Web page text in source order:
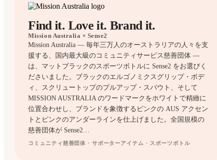
Find it. Love it. Brand it.
Mission Australia × Sense2
Mission Australia — 毎年三万人のオーストラリアの人々を支
援する、国内最大級のコミュニティサービス慈善団体 —
は、マットブラックのスポーツボトルに Sense2 をお選びく
ださいました。ブラックのエルゴノミクスグリップ・ボデ
ィ、スクリュートップのプルアップ・スパウト、そして
MISSION AUSTRALIA のワードマークをホワイトで精緻に
位置合わせし、ブランドを象徴するピンクの AUS アクセン
トとピンクのアンダーラインを仕上げました。全国規模の
慈善団体が Sense2…
コミュニティ慈善団体 · サポーターアイテム · スポーツボトル